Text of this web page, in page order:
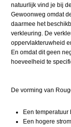
natuurlijk vind je bij
Gewoonweg omdat
daarmee het
verkleuring. De
oppervlakteruwheid
En omdat dit geen
hoeveelheid te
De vorming van
Een temperatuur
Een hogere